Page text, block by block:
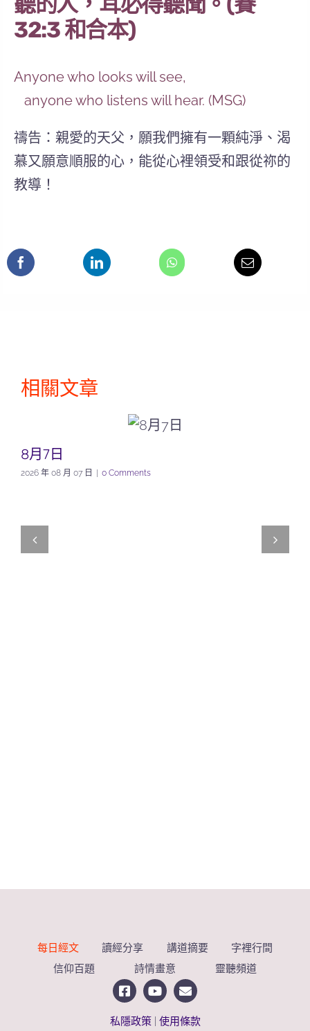
32:3 和合本)
Anyone who looks will see,
anyone who listens will hear. (MSG)
禱告：親愛的天父，願我們擁有一顆純淨、渴
慕又願意順服的心，能從心裡領受和跟從祢的
教導！
相關文章
8月7日
2026 年 08 月 07 日 | 0 Comments
每日經文 讀經分享 講道摘要
字裡行間
信仰百題
詩情畫意 靈聽頻道
私隱政策| 使用條款